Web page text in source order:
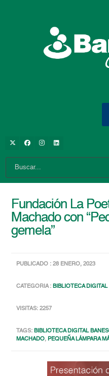
Fundación La
Machado con
gemela”
PUBLICADO : 28 ENERO, 2023
CATEGORIA :BIBLIOTECA
VISITAS: 2257
TAGS:BIBLIOTECA DIGITAL
MACHADO, PEQUEÑA LÁMPARA